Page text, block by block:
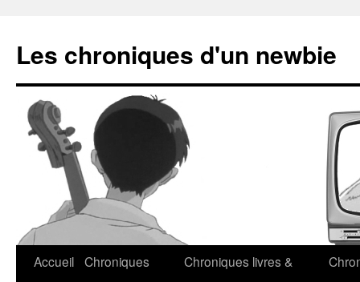
Les chroniques d'un newbie
Accueil Chroniques
Chroniques livres &